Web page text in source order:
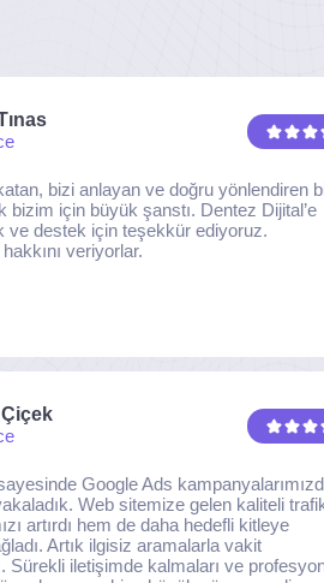
bizi anlayan ve doğru yönlendiren
bizim için büyük şanstı. Dentez Dijital’e
ve destek için teşekkür ediyoruz.
veriyorlar.
Google Ads
Web sitemize gelen kaliteli
artırdı hem de daha hedefli kitleye
Artık ilgisiz aramalarla vakit
Sürekli iletişimde kalmaları ve